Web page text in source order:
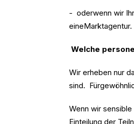
- oderwenn wir
eineMarktagentur.
Welche
Wir erheben nur
sind.
Wenn wir
Einteilung der